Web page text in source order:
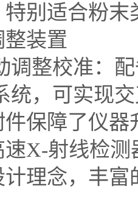
特别适合粉
装置
调整校准：
统，可实现
保障了仪器
X-射线检
理念，丰富